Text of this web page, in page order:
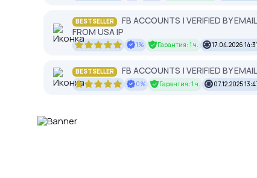
BESTSELLER
FB ACCOUNTS | VERIFIED BY
FROM USA IP
1% Гарантия: 1 ч. 17.04.2026 14:31
BESTSELLER FB ACCOUNTS | VERIFIED BY
0% Гарантия: 1 ч. 07.12.2025